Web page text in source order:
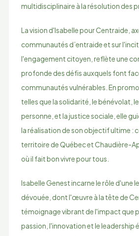
multidisciplinaire à la résolution des
La vision d'Isabelle pour Centraide,
communautés d’entraide et sur
l'engagement citoyen, reflète une
profonde des défis auxquels font
communautés vulnérables. En
telles que la solidarité, le bénévolat,
personne, et la justice sociale, elle
la réalisation de son objectif ultime :
territoire de Québec et Chaudière-
où il fait bon vivre pour tous.
Isabelle Genest incarne le rôle d'une
dévouée, dont l'œuvre à la tête de
témoignage vibrant de l'impact que
passion, l'innovation et le leadership